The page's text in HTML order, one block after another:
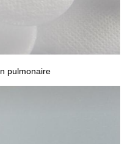
pulmonaire